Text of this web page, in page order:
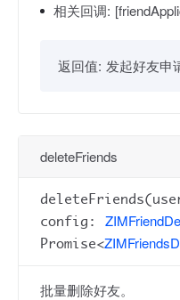
相关回调:
返回值: 发起好友申
deleteFriends
config:
Promise<
批量删除好友。